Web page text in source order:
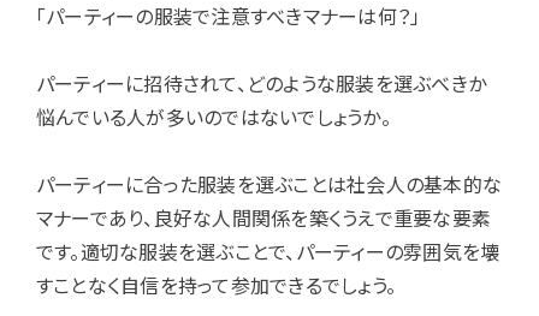
「パーティーの服装で注意すべきマナーは何？」
パーティーに招待されて、どのような服装を選ぶべきか
悩んでいる人が多いのではないでしょうか。
パーティーに合った服装を選ぶことは社会人の基本的な
マナーであり、良好な人間関係を築くうえで重要な要素
です。適切な服装を選ぶことで、パーティーの雰囲気を壊
すことなく自信を持って参加できるでしょう。